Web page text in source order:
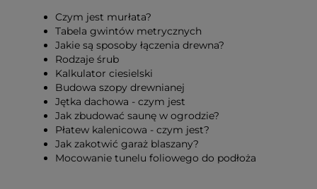
Czym jest murłata?
Tabela gwintów metrycznych
Jakie są sposoby łączenia drewna?
Rodzaje śrub
Kalkulator ciesielski
Budowa szopy drewnianej
Jętka dachowa - czym jest
Jak zbudować saunę w ogrodzie?
Płatew kalenicowa - czym jest?
Jak zakotwić garaż blaszany?
Mocowanie tunelu foliowego do podłoża